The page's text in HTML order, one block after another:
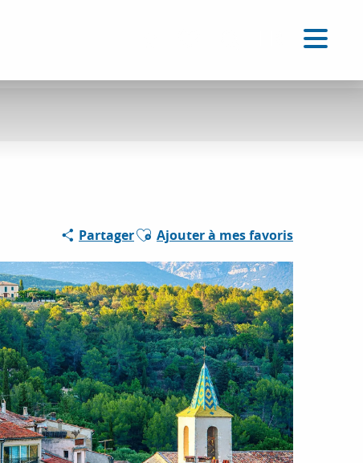
PartagerAjouter aux favoris
Ajouter à mes favoris